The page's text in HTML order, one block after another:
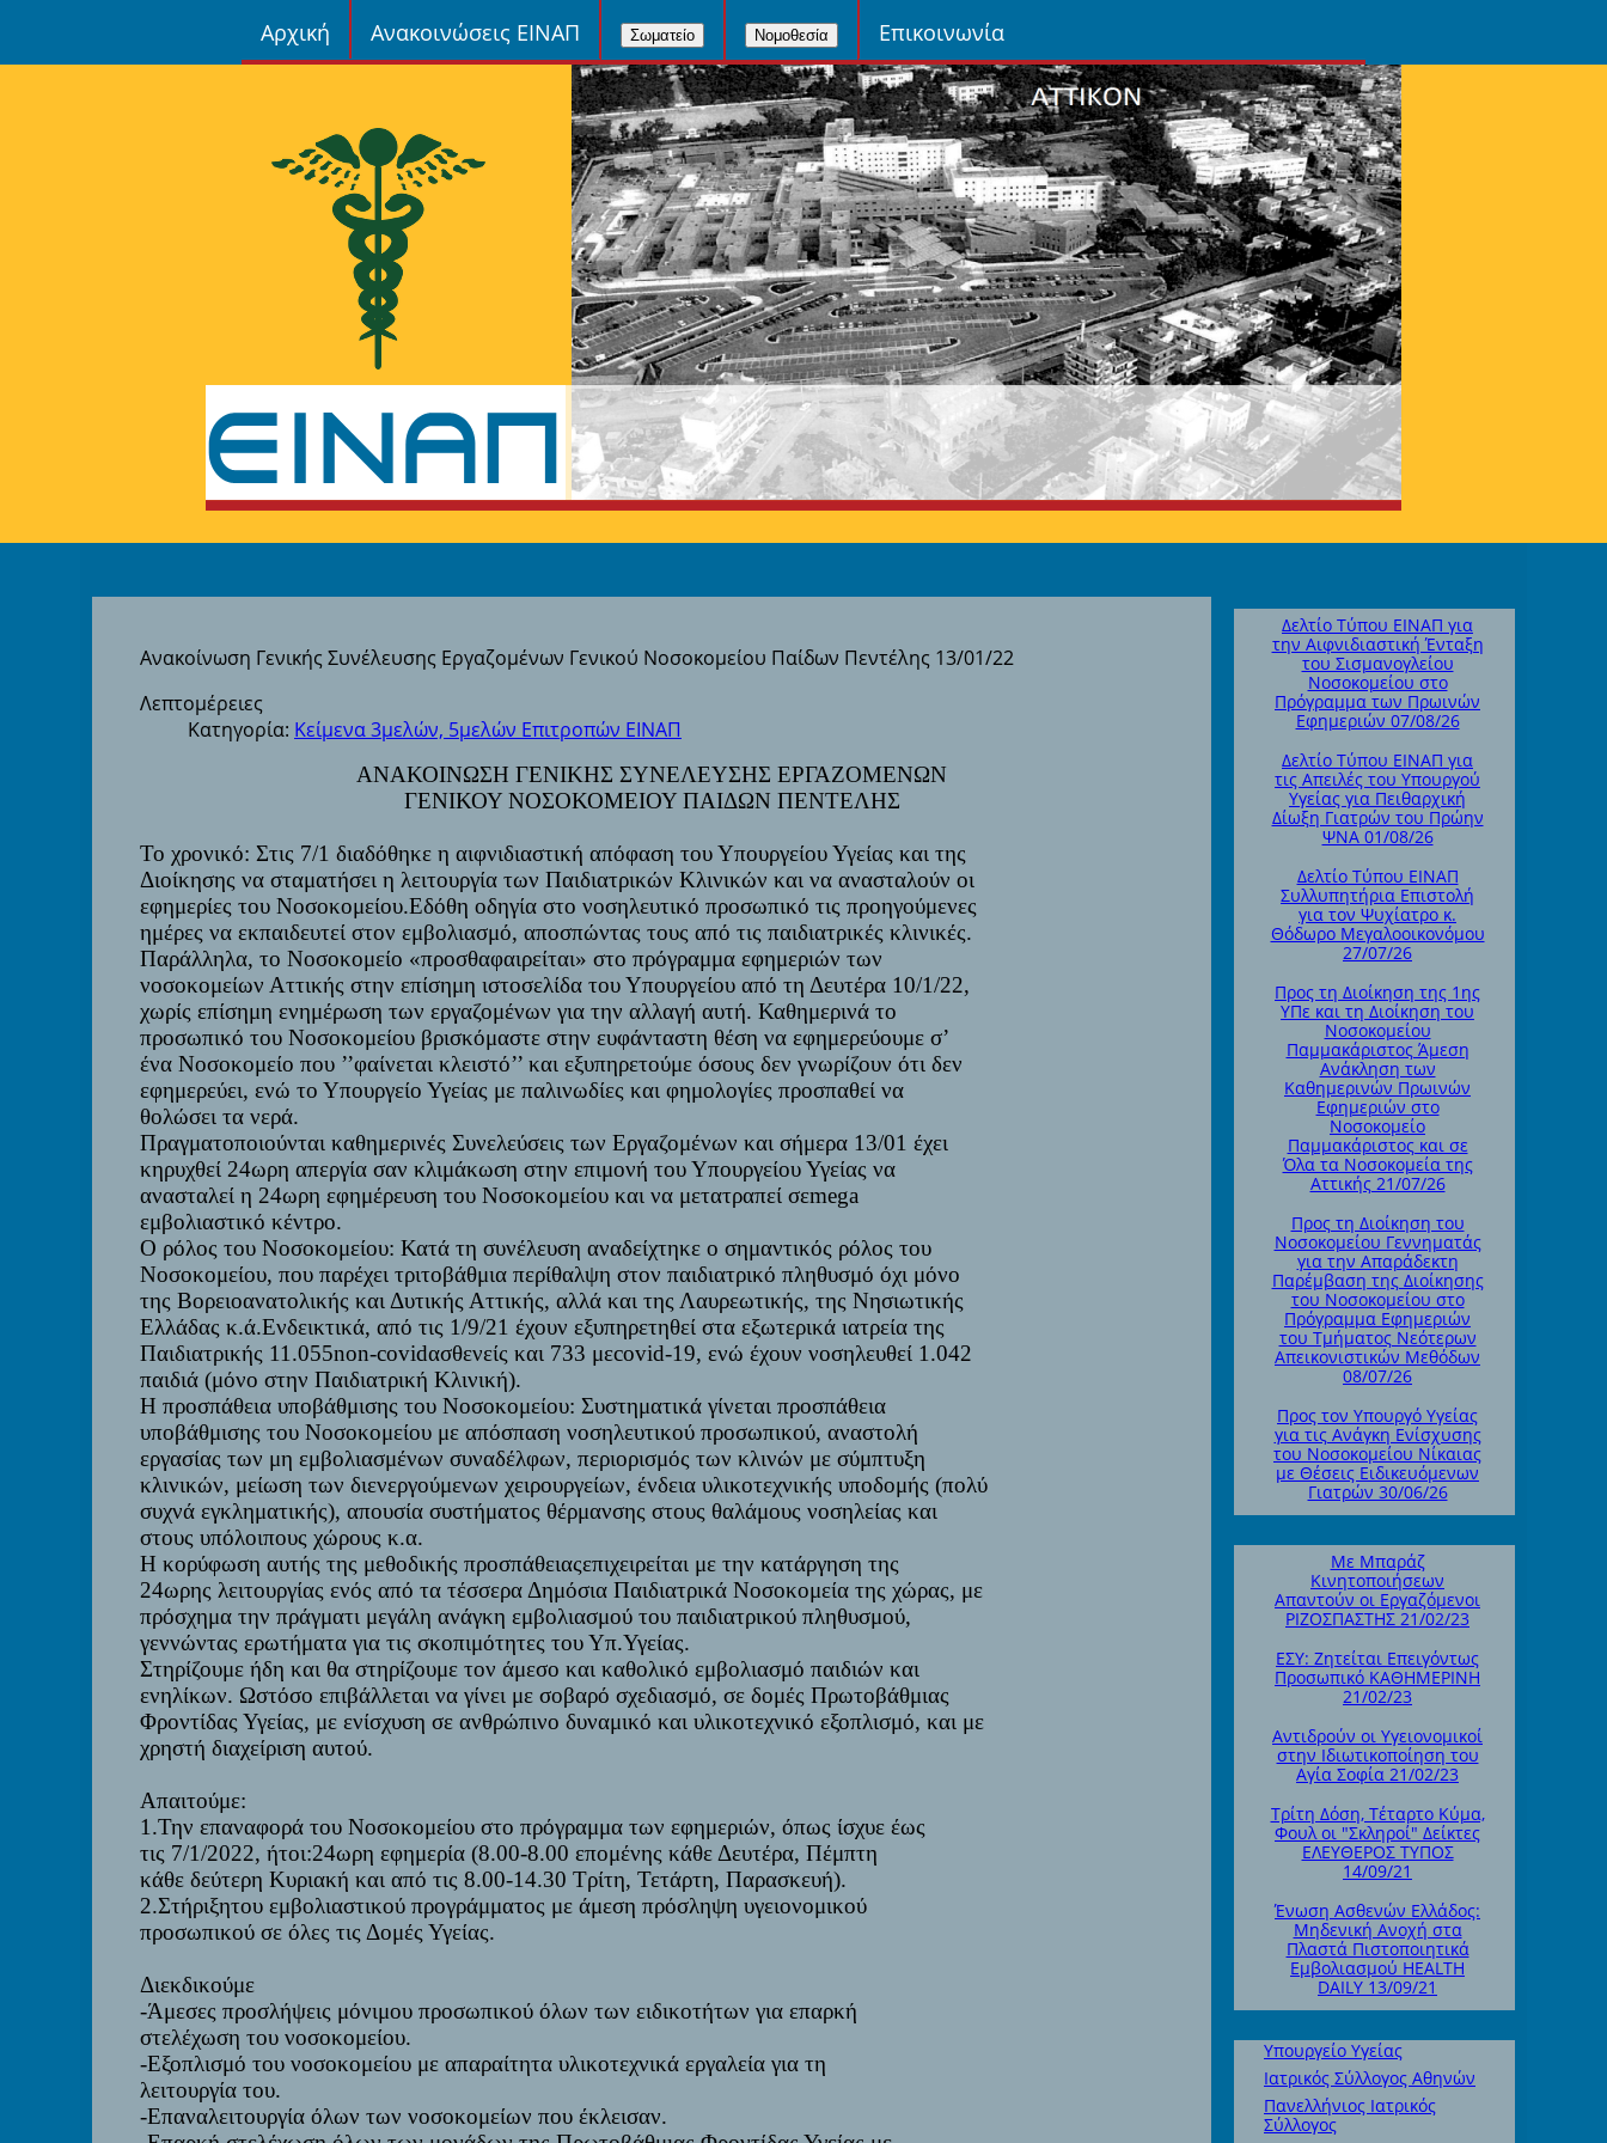
Αρχική Ανακοινώσεις ΕΙΝΑΠ Σωματείο Νομοθεσία Επικοινωνία
Ανακοίνωση Γενικής Συνέλευσης Εργαζομένων Γενικού Νοσοκομείου Παίδων Πεντέλης 13/01/22
Λεπτομέρειες
Κατηγορία: Κείμενα 3μελών, 5μελών Επιτροπών ΕΙΝΑΠ
ΑΝΑΚΟΙΝΩΣΗ ΓΕΝΙΚΗΣ ΣΥΝΕΛΕΥΣΗΣ ΕΡΓΑΖΟΜΕΝΩΝ
ΓΕΝΙΚΟΥ ΝΟΣΟΚΟΜΕΙΟΥ ΠΑΙΔΩΝ ΠΕΝΤΕΛΗΣ
Το χρονικό: Στις 7/1 διαδόθηκε η αιφνιδιαστική απόφαση του Υπουργείου Υγείας και της
Διοίκησης να σταματήσει η λειτουργία των Παιδιατρικών Κλινικών και να ανασταλούν οι
εφημερίες του Νοσοκομείου.Εδόθη οδηγία στο νοσηλευτικό προσωπικό τις προηγούμενες
ημέρες να εκπαιδευτεί στον εμβολιασμό, αποσπώντας τους από τις παιδιατρικές κλινικές.
Παράλληλα, το Νοσοκομείο «προσθαφαιρείται» στο πρόγραμμα εφημεριών των
νοσοκομείων Αττικής στην επίσημη ιστοσελίδα του Υπουργείου από τη Δευτέρα 10/1/22,
χωρίς επίσημη ενημέρωση των εργαζομένων για την αλλαγή αυτή. Καθημερινά το
προσωπικό του Νοσοκομείου βρισκόμαστε στην ευφάνταστη θέση να εφημερεύουμε σ’
ένα Νοσοκομείο που ’’φαίνεται κλειστό’’ και εξυπηρετούμε όσους δεν γνωρίζουν ότι δεν
εφημερεύει, ενώ το Υπουργείο Υγείας με παλινωδίες και φημολογίες προσπαθεί να
θολώσει τα νερά.
Πραγματοποιούνται καθημερινές Συνελεύσεις των Εργαζομένων και σήμερα 13/01 έχει
κηρυχθεί 24ωρη απεργία σαν κλιμάκωση στην επιμονή του Υπουργείου Υγείας να
ανασταλεί η 24ωρη εφημέρευση του Νοσοκομείου και να μετατραπεί σεmega
εμβολιαστικό κέντρο.
Ο ρόλος του Νοσοκομείου: Κατά τη συνέλευση αναδείχτηκε ο σημαντικός ρόλος του
Νοσοκομείου, που παρέχει τριτοβάθμια περίθαλψη στον παιδιατρικό πληθυσμό όχι μόνο
της Βορειοανατολικής και Δυτικής Αττικής, αλλά και της Λαυρεωτικής, της Νησιωτικής
Ελλάδας κ.ά.Eνδεικτικά, από τις 1/9/21 έχουν εξυπηρετηθεί στα εξωτερικά ιατρεία της
Παιδιατρικής 11.055non-covidασθενείς και 733 μεcovid-19, ενώ έχουν νοσηλευθεί 1.042
παιδιά (μόνο στην Παιδιατρική Κλινική).
Η προσπάθεια υποβάθμισης του Νοσοκομείου: Συστηματικά γίνεται προσπάθεια
υποβάθμισης του Νοσοκομείου με απόσπαση νοσηλευτικού προσωπικού, αναστολή
εργασίας των μη εμβολιασμένων συναδέλφων, περιορισμός των κλινών με σύμπτυξη
κλινικών, μείωση των διενεργούμενων χειρουργείων, ένδεια υλικοτεχνικής υποδομής (πολύ
συχνά εγκληματικής), απουσία συστήματος θέρμανσης στους θαλάμους νοσηλείας και
στους υπόλοιπους χώρους κ.α.
Η κορύφωση αυτής της μεθοδικής προσπάθειαςεπιχειρείται με την κατάργηση της
24ωρης λειτουργίας ενός από τα τέσσερα Δημόσια Παιδιατρικά Νοσοκομεία της χώρας, με
πρόσχημα την πράγματι μεγάλη ανάγκη εμβολιασμού του παιδιατρικού πληθυσμού,
γεννώντας ερωτήματα για τις σκοπιμότητες του Υπ.Υγείας.
Στηρίζουμε ήδη και θα στηρίζουμε τον άμεσο και καθολικό εμβολιασμό παιδιών και
ενηλίκων. Ωστόσο επιβάλλεται να γίνει με σοβαρό σχεδιασμό, σε δομές Πρωτοβάθμιας
Φροντίδας Υγείας, με ενίσχυση σε ανθρώπινο δυναμικό και υλικοτεχνικό εξοπλισμό, και με
χρηστή διαχείριση αυτού.
Απαιτούμε:
1.Την επαναφορά του Νοσοκομείου στο πρόγραμμα των εφημεριών, όπως ίσχυε έως
τις 7/1/2022, ήτοι:24ωρη εφημερία (8.00-8.00 επομένης κάθε Δευτέρα, Πέμπτη
κάθε δεύτερη Κυριακή και από τις 8.00-14.30 Τρίτη, Τετάρτη, Παρασκευή).
2.Στήριξητου εμβολιαστικού προγράμματος με άμεση πρόσληψη υγειονομικού
προσωπικού σε όλες τις Δομές Υγείας.
Διεκδικούμε
-Άμεσες προσλήψεις μόνιμου προσωπικού όλων των ειδικοτήτων για επαρκή
στελέχωση του νοσοκομείου.
-Εξοπλισμό του νοσοκομείου με απαραίτητα υλικοτεχνικά εργαλεία για τη
λειτουργία του.
-Επαναλειτουργία όλων των νοσοκομείων που έκλεισαν.
Δελτίο Τύπου ΕΙΝΑΠ για
την Αιφνιδιαστική Ένταξη
του Σισμανογλείου
Νοσοκομείου στο
Πρόγραμμα των Πρωινών
Εφημεριών 07/08/26
Δελτίο Τύπου ΕΙΝΑΠ για
τις Απειλές του Υπουργού
Υγείας για Πειθαρχική
Δίωξη Γιατρών του Πρώην
ΨΝΑ 01/08/26
Δελτίο Τύπου ΕΙΝΑΠ
Συλλυπητήρια Επιστολή
για τον Ψυχίατρο κ.
Θόδωρο Μεγαλοοικονόμου
27/07/26
Προς τη Διοίκηση της 1ης
ΥΠε και τη Διοίκηση του
Νοσοκομείου
Παμμακάριστος Άμεση
Ανάκληση των
Καθημερινών Πρωινών
Εφημεριών στο
Νοσοκομείο
Παμμακάριστος και σε
Όλα τα Νοσοκομεία της
Αττικής 21/07/26
Προς τη Διοίκηση του
Νοσοκομείου Γεννηματάς
για την Απαράδεκτη
Παρέμβαση της Διοίκησης
του Νοσοκομείου στο
Πρόγραμμα Εφημεριών
του Τμήματος Νεότερων
Απεικονιστικών Μεθόδων
08/07/26
Προς τον Υπουργό Υγείας
για τις Ανάγκη Ενίσχυσης
του Νοσοκομείου Νίκαιας
με Θέσεις Ειδικευόμενων
Γιατρών 30/06/26
Με Μπαράζ
Κινητοποιήσεων
Απαντούν οι Εργαζόμενοι
ΡΙΖΟΣΠΑΣΤΗΣ 21/02/23
ΕΣΥ: Ζητείται Επειγόντως
Προσωπικό ΚΑΘΗΜΕΡΙΝΗ
21/02/23
Αντιδρούν οι Υγειονομικοί
στην Ιδιωτικοποίηση του
Αγία Σοφία 21/02/23
Τρίτη Δόση, Τέταρτο Κύμα,
Φουλ οι "Σκληροί" Δείκτες
ΕΛΕΥΘΕΡΟΣ ΤΥΠΟΣ
14/09/21
Ένωση Ασθενών Ελλάδος:
Μηδενική Ανοχή στα
Πλαστά Πιστοποιητικά
Εμβολιασμού HEALTH
DAILY 13/09/21
Υπουργείο Υγείας
Ιατρικός Σύλλογος Αθηνών
Πανελλήνιος Ιατρικός
Σύλλογος